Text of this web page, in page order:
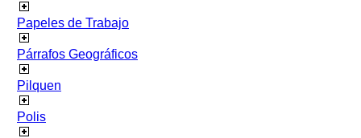
Papeles de Trabajo
Párrafos Geográficos
Pilquen
Polis